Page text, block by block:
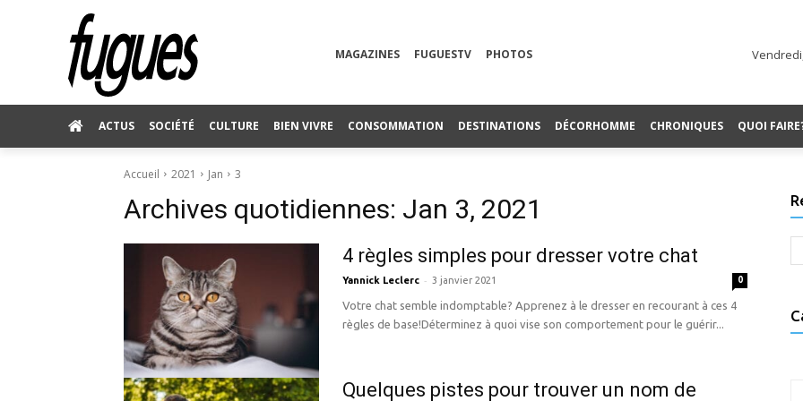
MAGAZINES FUGUESTV PHOTOS
ACTUS SOCIÉTÉ CULTURE BIEN VIVRE CONSOMMATION DESTINATIONS DÉCORHOMME CHRONIQUES QUOI
Accueil 2021 Jan 3
Archives quotidiennes: Jan 3, 2021
4 règles simples pour dresser votre chat
Yannick Leclerc - 3 janvier 2021 0
Votre chat semble indomptable? Apprenez à le dresser en recourant à ces 4
règles de base!Déterminez à quoi vise son comportement pour le guérir...
Quelques pistes pour trouver un nom de